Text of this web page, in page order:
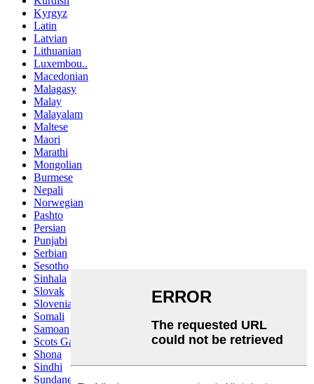
Kyrgyz
Latin
Latvian
Lithuanian
Luxembou..
Macedonian
Malagasy
Malay
Malayalam
Maltese
Maori
Marathi
Mongolian
Burmese
Nepali
Norwegian
Pashto
Persian
Punjabi
Serbian
Sesotho
Sinhala
Slovak
Slovenian
Somali
Samoan
Scots Gaelic
Shona
Sindhi
Sundanese